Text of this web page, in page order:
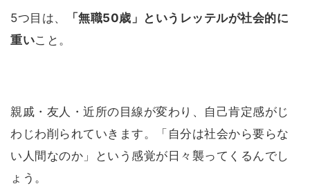
5つ目は、
「無職50歳」というレッテルが社会的に
重いこと。
親戚・友人・近所の目線が変わり、自己肯定感がじ
わじわ削られていきます。「自分は社会から要らな
い人間なのか」という感覚が日々襲ってくるんでし
ょう。